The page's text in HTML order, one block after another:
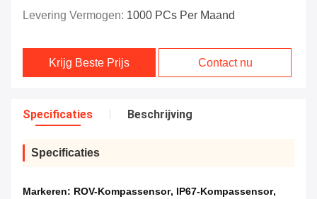
Levering Vermogen: 1000 PCs Per Maand
Krijg Beste Prijs Contact nu
Specificaties Beschrijving
Specificaties
Markeren: ROV-Kompassensor, IP67-Kompassensor,